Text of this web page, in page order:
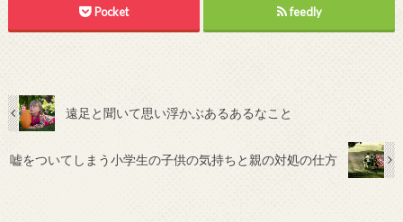
Pocket feedly
遠足と聞いて思い浮かぶあるあるなこと
嘘をついてしまう小学生の子供の気持ちと親の対処の仕方